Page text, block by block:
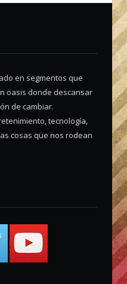
en segmentos que
oasis donde descansar
de cambiar.
tecnología,
cosas que nos rodean